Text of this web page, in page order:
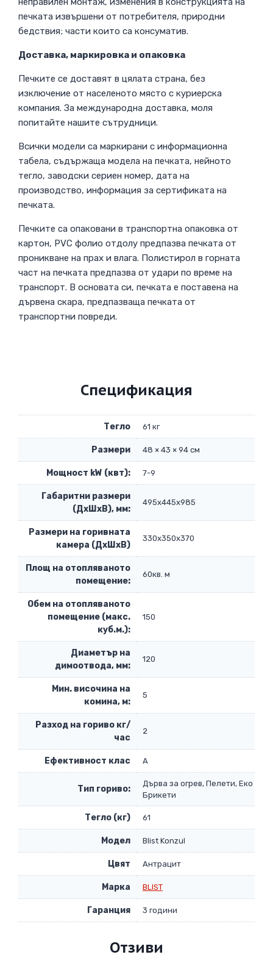
печката извършени от потребителя, природни
бедствия; части които са консуматив.
Доставка, маркировка и опаковка
Печките се доставят в цялата страна, без
изключение от населеното място с куриерска
компания. За международна доставка, моля
попитайте нашите сътрудници.
Всички модели са маркирани с информационна
табела, съдържаща модела на печката, нейното
тегло, заводски сериен номер, дата на
производство, информация за сертификата на
печката.
Печките са опаковани в транспортна опаковка от
картон, PVC фолио отдолу предпазва печката от
проникване на прах и влага. Полистирол в горната
част на печката предпазва от удари по време на
транспорт. В основата си, печката е поставена на
дървена скара, предпазваща печката от
транспортни повреди.
Спецификация
Тегло 61 кг
Размери 48 × 43 × 94 см
Мощност kW (квт): 7-9
Габаритни размери
(ДхШхВ), мм:
495х445х985
Размери на горивната
камера (ДхШхВ)
330х350х370
Площ на отопляваното
помещение:
60кв. м
Обем на отопляваното
помещение (макс.
куб.м.):
150
Диаметър на
димоотвода, мм:
120
Мин. височина на
комина, м:
5
Разход на гориво кг/
час
2
Eфективност клас А
Тип гориво:
Дърва за огрев, Пелети, Еко
Брикети
Тегло (кг) 61
Модел Blist Konzul
Цвят Антрацит
Марка BLIST
Гаранция 3 години
Отзиви